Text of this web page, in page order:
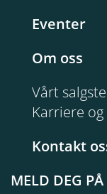
Eventer
Om oss
Vårt
Karriere
Kontakt
MELD DEG